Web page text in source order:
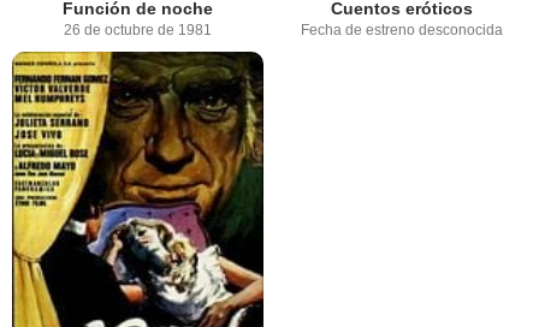
Función de noche
26 de octubre de 1981
Cuentos eróticos
Fecha de estreno desconocida